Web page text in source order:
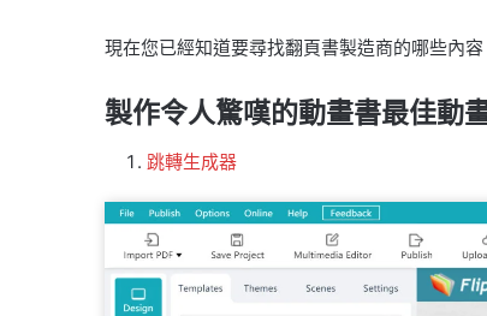
現在您已經知道要尋找翻頁書製造商的哪些內
製作令人驚嘆的動畫書最佳動
跳轉生成器